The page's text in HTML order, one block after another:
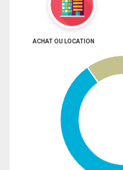
ACHAT OU LOCATION